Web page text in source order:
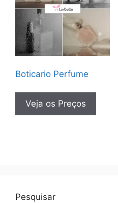
Boticario Perfume
Veja os Preços
Pesquisar